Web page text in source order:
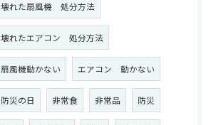
壊れた扇風機 処分方法
壊れたエアコン 処分方法
扇風機動かない エアコン 動かない
防災の日 非常食 非常品 防災